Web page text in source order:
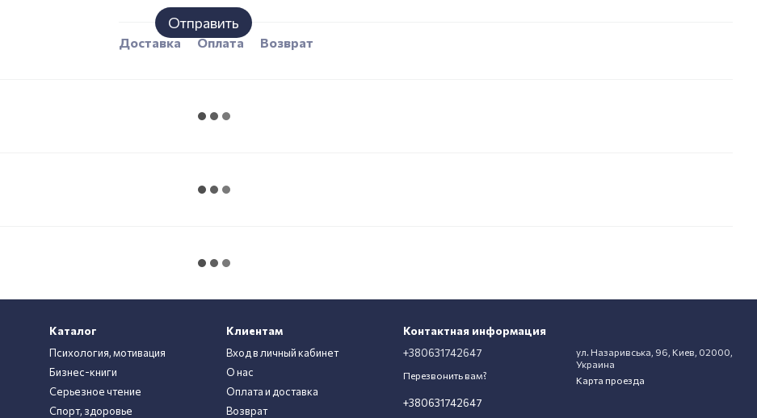
Отправить
Доставка Оплата Возврат
Каталог
Психология, мотивация
Бизнес-книги
Серьезное чтение
Спорт, здоровье
Клиентам
Вход в личный кабинет
О нас
Оплата и доставка
Возврат
Контактная информация
+380631742647
Перезвонить вам?
+380631742647
ул. Назаривська, 96, Киев, 02000,
Украина
Карта проезда